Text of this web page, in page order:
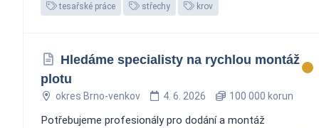
tesařské práce střechy krov
Hledáme specialisty na rychlou montáž
plotu
okres Brno-venkov 4. 6. 2026 100 000 korun
Potřebujeme profesionály pro dodání a montáž